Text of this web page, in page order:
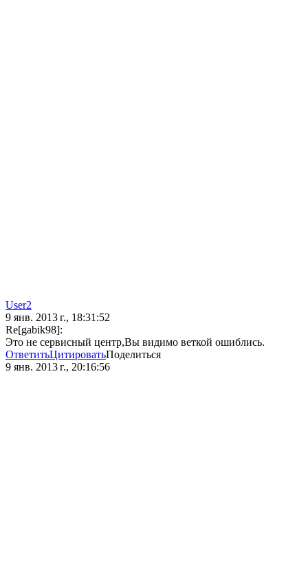
User2
9 янв. 2013 г., 18:31:52
Re[gabik98]:
Это не сервисный центр,Вы видимо веткой ошиблись.
ОтветитьЦитироватьПоделиться
9 янв. 2013 г., 20:16:56